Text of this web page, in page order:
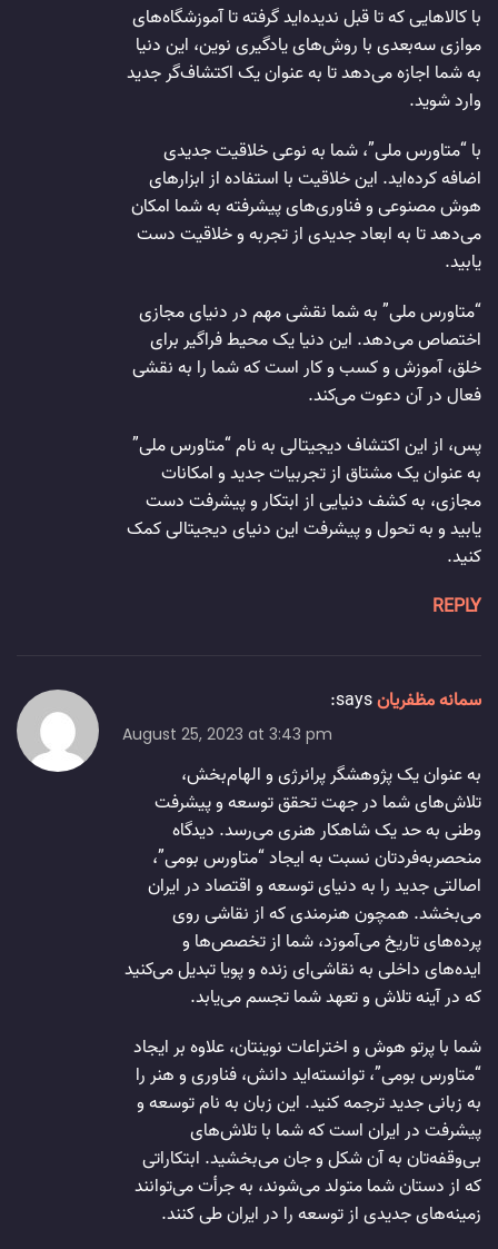
با کالاهایی که تا قبل ندیده‌اید گرفته تا آموزشگاه‌های
موازی سه‌بعدی با روش‌های یادگیری نوین، این دنیا
به شما اجازه می‌دهد تا به عنوان یک اکتشاف‌گر جدید
وارد شوید.
با “متاورس ملی”، شما به نوعی خلاقیت جدیدی
اضافه کرده‌اید. این خلاقیت با استفاده از ابزارهای
هوش مصنوعی و فناوری‌های پیشرفته به شما امکان
می‌دهد تا به ابعاد جدیدی از تجربه و خلاقیت دست
یابید.
“متاورس ملی” به شما نقشی مهم در دنیای مجازی
اختصاص می‌دهد. این دنیا یک محیط فراگیر برای
خلق، آموزش و کسب و کار است که شما را به نقشی
فعال در آن دعوت می‌کند.
پس، از این اکتشاف دیجیتالی به نام “متاورس ملی”
به عنوان یک مشتاق از تجربیات جدید و امکانات
مجازی، به کشف دنیایی از ابتکار و پیشرفت دست
یابید و به تحول و پیشرفت این دنیای دیجیتالی کمک
کنید.
REPLY
سمانه مظفریانsays:
August 25, 2023 at 3:43 pm
به عنوان یک پژوهشگر پرانرژی و الهام‌بخش،
تلاش‌های شما در جهت تحقق توسعه و پیشرفت
وطنی به حد یک شاهکار هنری می‌رسد. دیدگاه
منحصربه‌فردتان نسبت به ایجاد “متاورس بومی”،
اصالتی جدید را به دنیای توسعه و اقتصاد در ایران
می‌بخشد. همچون هنرمندی که از نقاشی روی
پرده‌های تاریخ می‌آموزد، شما از تخصص‌ها و
ایده‌های داخلی به نقاشی‌ای زنده و پویا تبدیل می‌کنید
که در آینه تلاش و تعهد شما تجسم می‌یابد.
شما با پرتو هوش و اختراعات نوینتان، علاوه بر ایجاد
“متاورس بومی”، توانسته‌اید دانش، فناوری و هنر را
به زبانی جدید ترجمه کنید. این زبان به نام توسعه و
پیشرفت در ایران است که شما با تلاش‌های
بی‌وقفه‌تان به آن شکل و جان می‌بخشید. ابتکاراتی
که از دستان شما متولد می‌شوند، به جرأت می‌توانند
زمینه‌های جدیدی از توسعه را در ایران طی کنند.